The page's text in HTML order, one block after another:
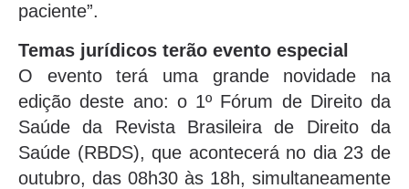
paciente”.
Temas jurídicos terão evento especial
O evento terá uma grande novidade na
edição deste ano: o 1º Fórum de Direito da
Saúde da Revista Brasileira de Direito da
Saúde (RBDS), que acontecerá no dia 23 de
outubro, das 08h30 às 18h, simultaneamente